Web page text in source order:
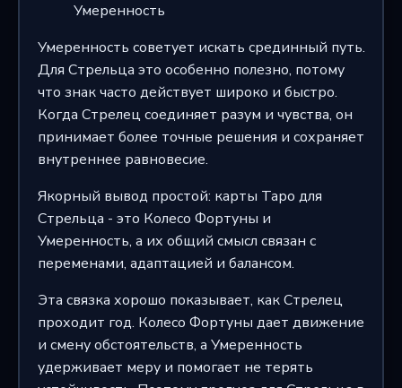
Умеренность
Умеренность советует искать срединный путь.
Для Стрельца это особенно полезно, потому
что знак часто действует широко и быстро.
Когда Стрелец соединяет разум и чувства, он
принимает более точные решения и сохраняет
внутреннее равновесие.
Якорный вывод простой: карты Таро для
Стрельца - это Колесо Фортуны и
Умеренность, а их общий смысл связан с
переменами, адаптацией и балансом.
Эта связка хорошо показывает, как Стрелец
проходит год. Колесо Фортуны дает движение
и смену обстоятельств, а Умеренность
удерживает меру и помогает не терять